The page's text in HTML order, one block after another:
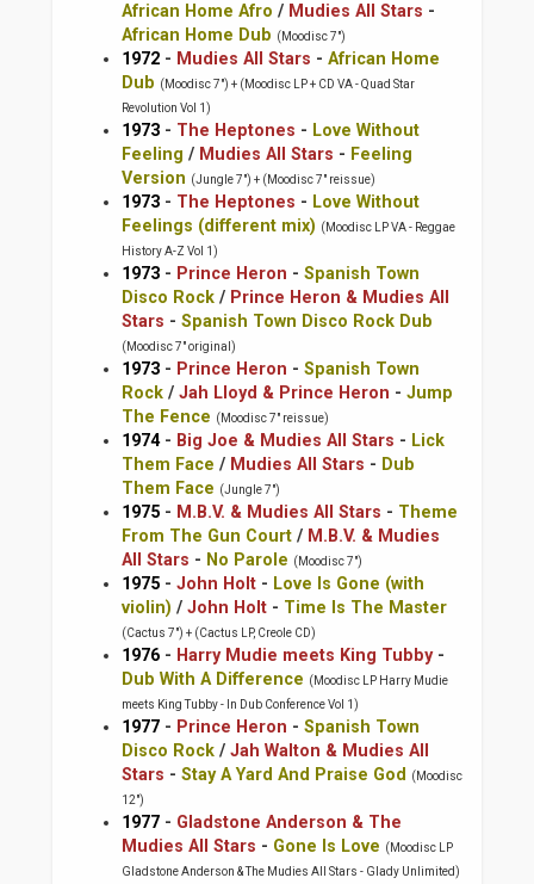
African Home Afro / Mudies All Stars -
African Home Dub (Moodisc 7")
1972- Mudies All Stars - African Home
Dub (Moodisc 7") + (Moodisc LP + CD VA - Quad Star
Revolution Vol 1)
1973- The Heptones - Love Without
Feeling / Mudies All Stars - Feeling
Version (Jungle 7") + (Moodisc 7" reissue)
1973- The Heptones - Love Without
Feelings (different mix) (Moodisc LP VA - Reggae
History A-Z Vol 1)
1973- Prince Heron - Spanish Town
Disco Rock/ Prince Heron & Mudies All
Stars - Spanish Town Disco Rock Dub
(Moodisc 7" original)
1973- Prince Heron - Spanish Town
Rock/ Jah Lloyd & Prince Heron - Jump
The Fence (Moodisc 7" reissue)
1974- Big Joe & Mudies All Stars - Lick
Them Face / Mudies All Stars - Dub
Them Face (Jungle 7")
1975- M.B.V. & Mudies All Stars - Theme
From The Gun Court/ M.B.V. & Mudies
All Stars - No Parole (Moodisc 7")
1975- John Holt- Love Is Gone (with
violin) / John Holt- Time Is The Master
(Cactus 7") + (Cactus LP, Creole CD)
1976- Harry Mudie meets King Tubby-
Dub With A Difference (Moodisc LP Harry Mudie
meets King Tubby - In Dub Conference Vol 1)
1977- Prince Heron - Spanish Town
Disco Rock/ Jah Walton & Mudies All
Stars - Stay A Yard And Praise God
(Moodisc
12")
1977- Gladstone Anderson & The
Mudies All Stars - Gone Is Love (Moodisc LP
Gladstone Anderson & The Mudies All Stars - Glady Unlimited)